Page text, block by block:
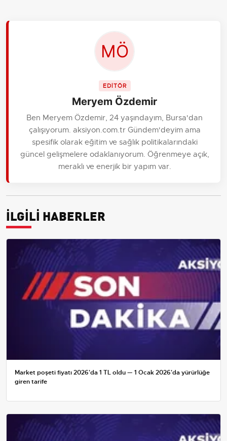
EDİTÖR
Meryem Özdemir
Ben Meryem Özdemir, 24 yaşındayım, Bursa'dan
çalışıyorum. aksiyon.com.tr Gündem'deyim ama
spesifik olarak eğitim ve sağlık politikalarındaki
güncel gelişmelere odaklanıyorum. Öğrenmeye açık,
meraklı ve enerjik bir yapım var.
İLGİLİ HABERLER
Market poşeti fiyatı 2026'da 1 TL oldu — 1 Ocak 2026'da yürürlüğe
giren tarife